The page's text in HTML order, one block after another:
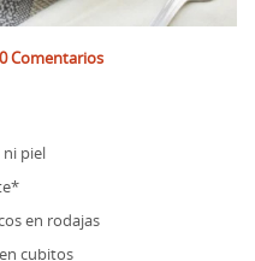
0 Comentarios
ni piel
en rodajas
cubitos